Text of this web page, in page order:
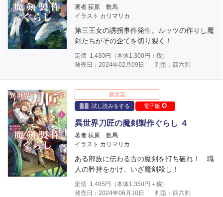
著者 荻原 数馬
イラスト カリマリカ
第三王女の誘拐事件発生。ルッツの作りし魔
剣たちがその企てを切り裂く！
定価 1,430円（本体1,300円＋税）
発売日：2024年02月09日
判型：四六判
新文芸
試し読みをする
電子版
異世界刀匠の魔剣製作ぐらし ４
著者 荻原 数馬
イラスト カリマリカ
ある部族に伝わる古の魔剣を打ち破れ！ 職
人の矜持をかけ、いざ魔剣殺し！
定価 1,485 円（本体1,350円＋税）
発売日：2024年06月10日
判型：四六判